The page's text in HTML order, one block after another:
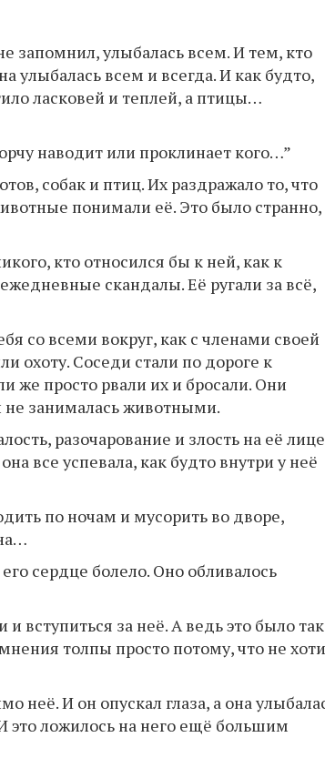
запомнил, улыбалась всем. И тем, кто
улыбалась всем и всегда. И как будто,
ласковей и теплей, а птицы…
наводит или проклинает кого…”
собак и птиц. Их раздражало то, что
понимали её. Это было странно,
кто относился бы к ней, как к
скандалы. Её ругали за всё,
со всеми вокруг, как с членами своей
охоту. Соседи стали по дороге к
же просто рвали их и бросали. Они
занималась животными.
разочарование и злость на её
все успевала, как будто внутри у неё
по ночам и мусорить во дворе,
сердце болело. Оно обливалось
вступиться за неё. А ведь это было так
толпы просто потому, что не
неё. И он опускал глаза, а она
это ложилось на него ещё большим